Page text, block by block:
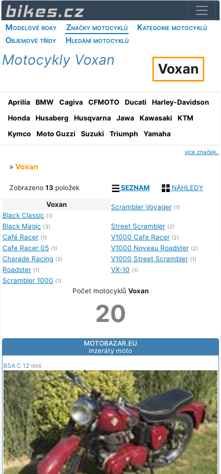
Modelové roky Značky motocyklů
Kategorie motocyklů
Objemové třídy
Hledání motocyklů
Voxan
Motocykly Voxan
Aprilia BMW Cagiva CFMOTO Ducati
Harley-Davidson
Honda
Husaberg Husqvarna Jawa Kawasaki
KTM
Kymco
Moto Guzzi Suzuki Triumph Yamaha
více značek..
» Voxan
Zobrazeno 13 položek SEZNAM NÁHLEDY
Voxan
Black Classic (1)
Scrambler Voyager (1)
Black Magic (3) Street Scrambler (2)
Café Racer (1) V1000 Cafe Racer (2)
Cafe Racer 05 (1) V1000 Noveau Roadster (2)
Charade Racing (3) V1000 Street Scrambler (1)
Roadster (1) VX-10 (1)
Scrambler 1000 (1)
Počet motocyklů Voxan
20
MOTOBAZAR.EU
inzeráty moto
BSA C 12 1956